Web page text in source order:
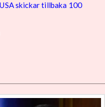
skickar tillbaka 100